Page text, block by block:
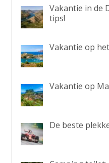
Vakantie in de
tips!
Vakantie op
Vakantie op
De beste